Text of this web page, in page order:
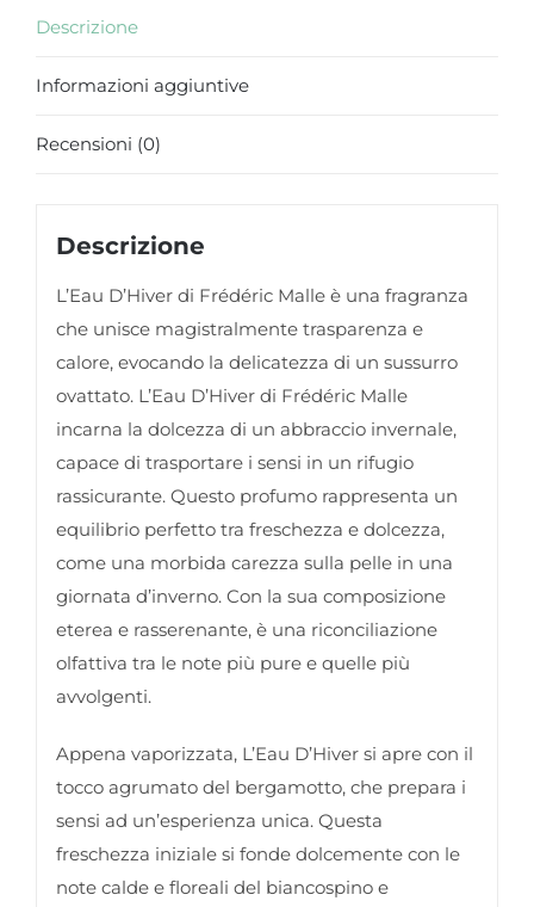
Descrizione
Informazioni aggiuntive
Recensioni (0)
Descrizione
L’Eau D’Hiver di Frédéric Malle è una fragranza
che unisce magistralmente trasparenza e
calore, evocando la delicatezza di un sussurro
ovattato. L’Eau D’Hiver di Frédéric Malle
incarna la dolcezza di un abbraccio invernale,
capace di trasportare i sensi in un rifugio
rassicurante. Questo profumo rappresenta un
equilibrio perfetto tra freschezza e dolcezza,
come una morbida carezza sulla pelle in una
giornata d’inverno. Con la sua composizione
eterea e rasserenante, è una riconciliazione
olfattiva tra le note più pure e quelle più
avvolgenti.
Appena vaporizzata, L’Eau D’Hiver si apre con il
tocco agrumato del bergamotto, che prepara i
sensi ad un’esperienza unica. Questa
freschezza iniziale si fonde dolcemente con le
note calde e floreali del biancospino e